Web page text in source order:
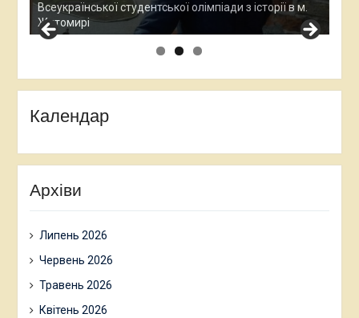
Всеукраїнської студентської олімпади з історії в м.
Житомирі
Календар
Архіви
Липень 2026
Червень 2026
Травень 2026
Квітень 2026